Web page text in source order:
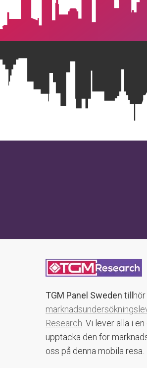
TGM Panel Sweden tillhör
Research . Vi lever alla i
upptäcka den för
oss på denna mobila resa.